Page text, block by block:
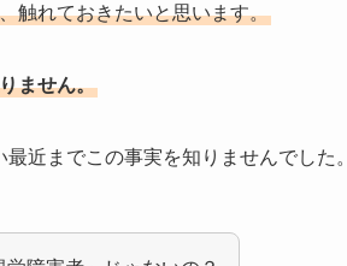
触れておきたいと思います。
ません。
近までこの事実を知りませんでした。